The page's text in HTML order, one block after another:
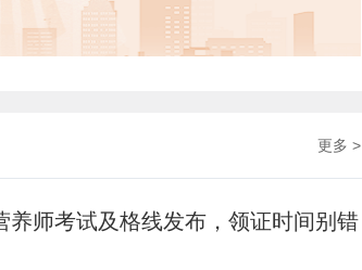
更多 >
养师考试及格线发布，领证时间别错